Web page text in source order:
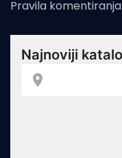
Pravila komentiranja